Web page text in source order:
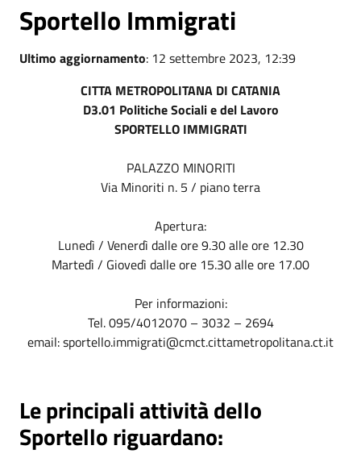
Sportello Immigrati
Ultimo aggiornamento: 12 settembre 2023, 12:39
CITTA METROPOLITANA DI CATANIA
D3.01 Politiche Sociali e del Lavoro
SPORTELLO IMMIGRATI
PALAZZO MINORITI
Via Minoriti n. 5 / piano terra
Apertura:
Lunedì / Venerdì dalle ore 9.30 alle ore 12.30
Martedì / Giovedì dalle ore 15.30 alle ore 17.00
Per informazioni:
Tel. 095/4012070 – 3032 – 2694
email: sportello.immigrati@cmct.cittametropolitana.ct.it
Le principali attività dello
Sportello riguardano: